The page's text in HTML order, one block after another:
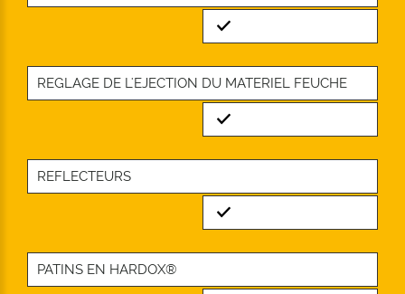
Standard
REGLAGE DE L'EJECTION DU MATERIEL FEUCHE
Standard
REFLECTEURS
Standard
PATINS EN HARDOX®